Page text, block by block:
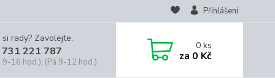
Přihlášení
rady? Zavolejte.
221 787
9-16 hod.), (Pá 9-12 hod.)
0ks
za 0 Kč